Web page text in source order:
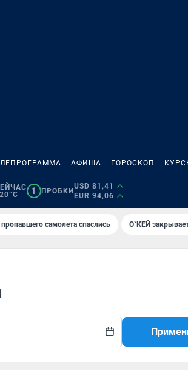
АФИША ГОРОСКОП
1 ПРОБКИ
USD 81,41
EUR 94,06
самолета спаслись О`КЕЙ